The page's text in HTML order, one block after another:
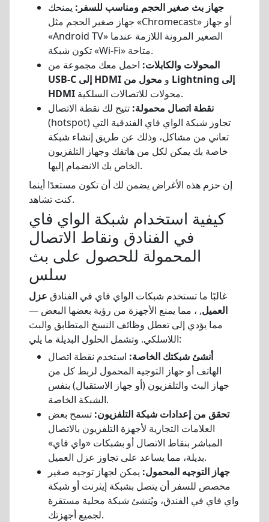
جهاز بث صغير الحجم ومناسب للسفر: يمنحك
جهاز صغير الحجم مثل «Chromecast» أو جهاز
«Android TV» الصغير المرونة اللازمة عندما
تكون شبكة «Wi-Fi» متاحة.
المحولات والكابلات: احمل معك مجموعة من
USB-C إلى HDMI
و محول من Lightning إلى
HDMI
محولات للاتصالات السلكية.
نقطة اتصال محمولة: تتيح لك نقطة الاتصال
(hotspot) تجاوز شبكة الواي فاي الفندقية التي
تعاني من مشاكل، وذلك عن طريق إنشاء شبكة
خاصة بك يمكن لكل من هاتفك وجهاز التلفزيون
الخاص بك الانضمام إليها.
إن حزم هذه الأغراض يضمن لك أن تكون مستعدًا أينما
كنت تشاهد.
كيفية استخدام شبكة الواي فاي
في الفنادق ونقاط الاتصال
المحمولة للحصول على بث
سلس
غالبًا ما تستخدم شبكات الواي فاي في الفنادق عزل
العميل, ، مما يمنع الأجهزة من رؤية بعضها البعض —
مما يؤدي إلى تعطل وظائف النسخ المتطابق والبث
اللاسلكي. وتشمل الحلول البديلة ما يلي:
أنشئ شبكتك الخاصة: استخدم نقطة اتصال
الهاتف أو جهاز التوجيه المحمول لربط كل من
جهاز البث والتلفزيون (أو جهاز الاستقبال) بنفس
الشبكة الخاصة.
تحقق من إعدادات شبكة التلفزيون: تسمح بعض
العلامات التجارية لأجهزة التلفزيون بالاتصال
المباشر بنقاط الاتصال أو بشبكات «واي فاي»
بديلة، مما يساعد على تجاوز عزل العميل.
جهاز التوجيه المحمول: يمكن لجهاز توجيه صغير
مخصص للسفر أن يتصل بشبكة إيثرنت أو شبكة
واي فاي في الفندق، ويُنشئ شبكة محلية مستقرة
لجميع أجهزتك.